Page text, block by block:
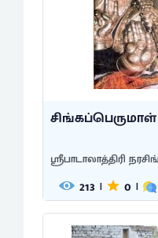
ஸ்ரீபாடாலாத்திரி
213 | 0 |